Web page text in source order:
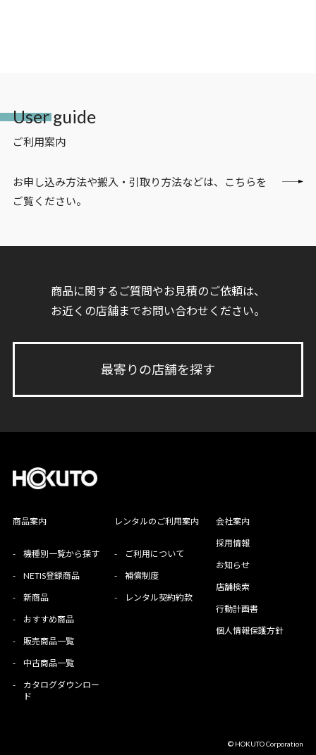
User guide
ご利用案内
お申し込み方法や搬入・引取り方法などは、こちらを
ご覧ください。
商品に関するご質問やお見積のご依頼は、
お近くの店舗までお問い合わせください。
最寄りの店舗を探す
商品案内
- 機種別一覧から探す
- NETIS登録商品
- 新商品
- おすすめ商品
- 販売商品一覧
- 中古商品一覧
-
カタログダウンロー
ド
レンタルのご利用案内
- ご利用について
- 補償制度
- レンタル契約約款
会社案内
採用情報
お知らせ
店舗検索
行動計画書
個人情報保護方針
© HOKUTO Corporation